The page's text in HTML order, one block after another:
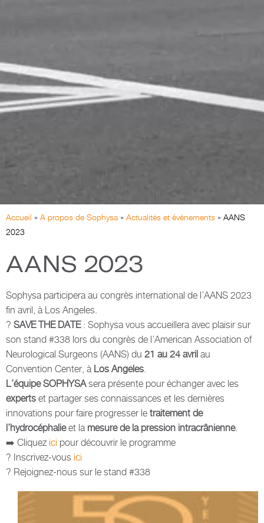
Accueil » A propos de Sophysa » Actualités et événements » AANS
2023
AANS 2023
Sophysa participera au congrès international de l’AANS 2023
fin avril, à Los Angeles.
? SAVE THE DATE: Sophysa vous accueillera avec plaisir sur
son stand #338 lors du congrès de l’American Association of
Neurological Surgeons (AANS) du 21 au 24 avril au
Convention Center, à Los Angeles
L’équipe SOPHYSAsera présente pour échanger avec les
experts et partager ses connaissances et les dernières
innovations pour faire progresser le traitement de
l’hydrocéphalieet la mesure de la pression intracrânienne.
➡️ Cliquez ici pour découvrir le programme
? Inscrivez-vous ici
? Rejoignez-nous sur le stand #338